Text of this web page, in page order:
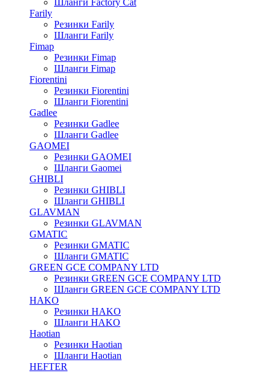
Шланги Factory Cat
Farily
Резинки Farily
Шланги Farily
Fimap
Резинки Fimap
Шланги Fimap
Fiorentini
Резинки Fiorentini
Шланги Fiorentini
Gadlee
Резинки Gadlee
Шланги Gadlee
GAOMEI
Резинки GAOMEI
Шланги Gaomei
GHIBLI
Резинки GHIBLI
Шланги GHIBLI
GLAVMAN
Резинки GLAVMAN
GMATIC
Резинки GMATIC
Шланги GMATIC
GREEN GCE COMPANY LTD
Резинки GREEN GCE COMPANY LTD
Шланги GREEN GCE COMPANY LTD
HAKO
Резинки HAKO
Шланги HAKO
Haotian
Резинки Haotian
Шланги Haotian
HEFTER